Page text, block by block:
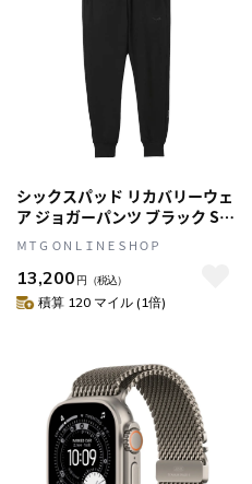
シックスパッド リカバリーウェ
ア ジョガーパンツ ブラック S
疲労回復 血行促進
ＭＴＧ ＯＮＬＩＮＥＳＨＯＰ
13,200 円 （税込）
積算 120 マイル (1倍)